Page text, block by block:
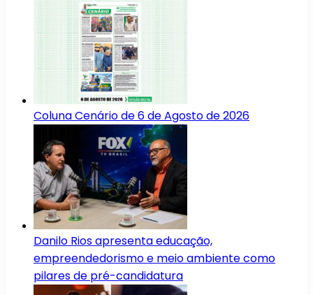
Coluna Cenário de 6 de Agosto de 2026
Danilo Rios apresenta educação,
empreendedorismo e meio ambiente como
pilares de pré-candidatura